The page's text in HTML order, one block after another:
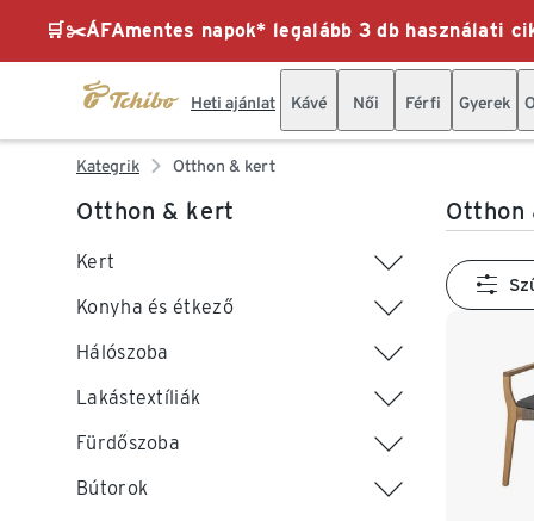
🛒✂️ÁFAmentes napok* legalább 3 db használati
Heti ajánlat Kávé Női Férfi Gyerek
Kategrik Otthon & kert
Otthon & kert
Kert
Konyha és étkező
Hálószoba
Lakástextíliák
Fürdőszoba
Bútorok
Otthon